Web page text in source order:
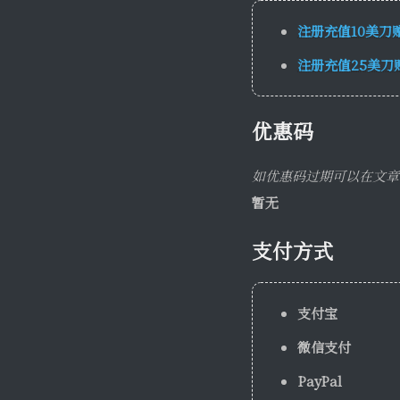
注册充值10美刀
注册充值25美刀
优惠码
如优惠码过期可以在文
暂无
支付方式
支付宝
微信支付
PayPal